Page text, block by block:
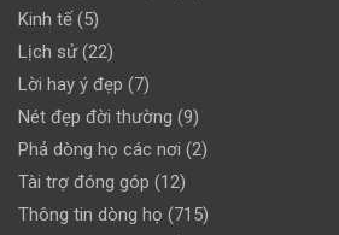
Kinh tế(5)
Lịch sử(22)
Lời hay ý đẹp (7)
Nét đẹp đời thường (9)
Phả dòng họ các nơi (2)
Tài trợ đóng góp (12)
Thông tin dòng họ (715)